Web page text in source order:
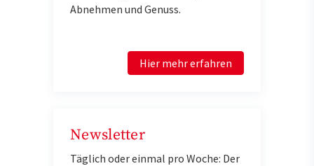
Abnehmen und Genuss.
Hier mehr erfahren
Newsletter
Täglich oder einmal pro Woche: Der